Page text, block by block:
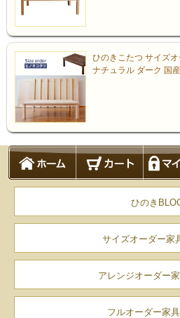
家族の団ら
お食事
このこたつを
ひのきこたつ サイズ
ナチュラル ダーク 国
ひのき
サイズオーダー家
アレンジオーダー
フルオーダー家